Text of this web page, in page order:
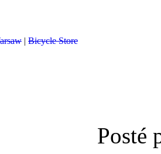
| Bicycle Store
Posté